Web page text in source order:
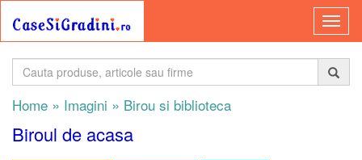
Home » Imagini » Birou si biblioteca
Biroul de acasa